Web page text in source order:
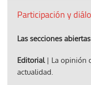
Participación y
Las secciones
Editorial| La opinión
actualidad.